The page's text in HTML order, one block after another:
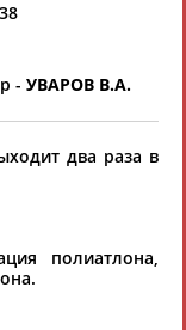
материалов
- УВАРОВ В.А.
два раза в
полиатлона,